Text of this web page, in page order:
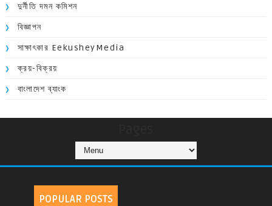
দুর্নীতি দমন কমিশন
বিজ্ঞাপন
সাক্ষাৎকার EekusheyMedia
ক্রয়-বিক্রয়
বাংলাদেশ ব্যাংক
POPULAR POSTS